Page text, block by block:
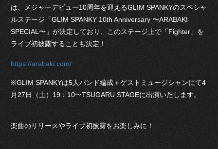
は、メジャーデビュー10周年を迎えるGLIM SPANKYのスペシャ
ルステージ「GLIM SPANKY 10th Anniversary 〜ARABAKI
SPECIAL〜」が決定しており、このステージ上で「Fighter」を
ライブ初披露することも決定！
https://arabaki.com/
※GLIM SPANKYは5人バンド編成＋ゲストミュージシャンにて4
月27日（土）19：10〜TSUGARU STAGEに出演いたします。
楽曲のリリースやライブ初披露をお楽しみに！